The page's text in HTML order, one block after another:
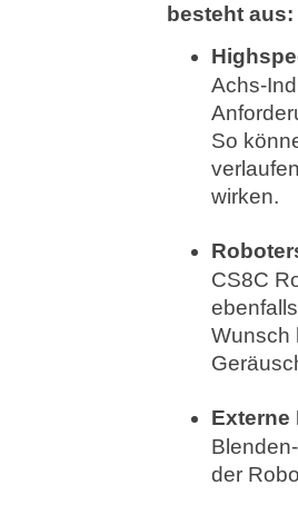
besteht aus:
Achs-
So
wirken.
CS8C
Wunsch
der